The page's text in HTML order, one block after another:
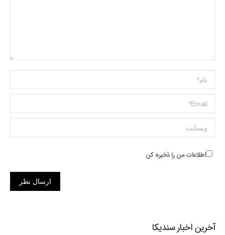
Name *
ایمیل *
وبسایت
اطلاعات من را ذخیره کن
ارسال نظر
آخرین اخبار سندیکا